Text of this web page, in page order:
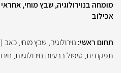
מומחה בנוירולוגיה, שבץ מוחי, אחראי
אכילוב
תחום ראשי: נוירולוגיה, שבץ מוחי,כאב
תפקודית, טיפול בבעיות נוירולוגיות,